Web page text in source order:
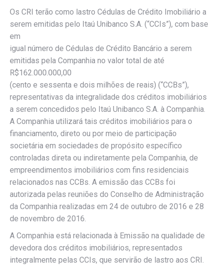
Os CRI terão como lastro Cédulas de Crédito Imobiliário a
serem emitidas pelo Itaú Unibanco S.A. (“CCIs”), com base
em
igual número de Cédulas de Crédito Bancário a serem
emitidas pela Companhia no valor total de até
R$162.000.000,00
(cento e sessenta e dois milhões de reais) (“CCBs”),
representativas da integralidade dos créditos imobiliários
a serem concedidos pelo Itaú Unibanco S.A. à Companhia.
A Companhia utilizará tais créditos imobiliários para o
financiamento, direto ou por meio de participação
societária em sociedades de propósito específico
controladas direta ou indiretamente pela Companhia, de
empreendimentos imobiliários com fins residenciais
relacionados nas CCBs. A emissão das CCBs foi
autorizada pelas reuniões do Conselho de Administração
da Companhia realizadas em 24 de outubro de 2016 e 28
de novembro de 2016.
A Companhia está relacionada à Emissão na qualidade de
devedora dos créditos imobiliários, representados
integralmente pelas CCIs, que servirão de lastro aos CRI.